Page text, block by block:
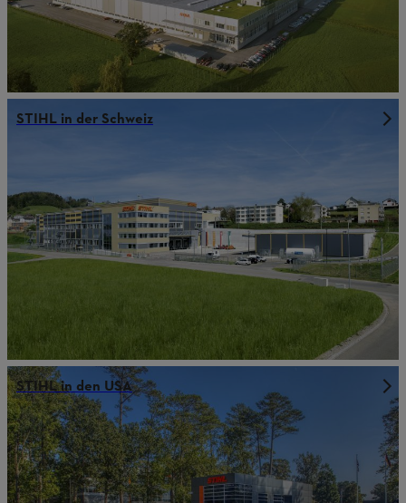
STIHL in der Schweiz
STIHL in den USA